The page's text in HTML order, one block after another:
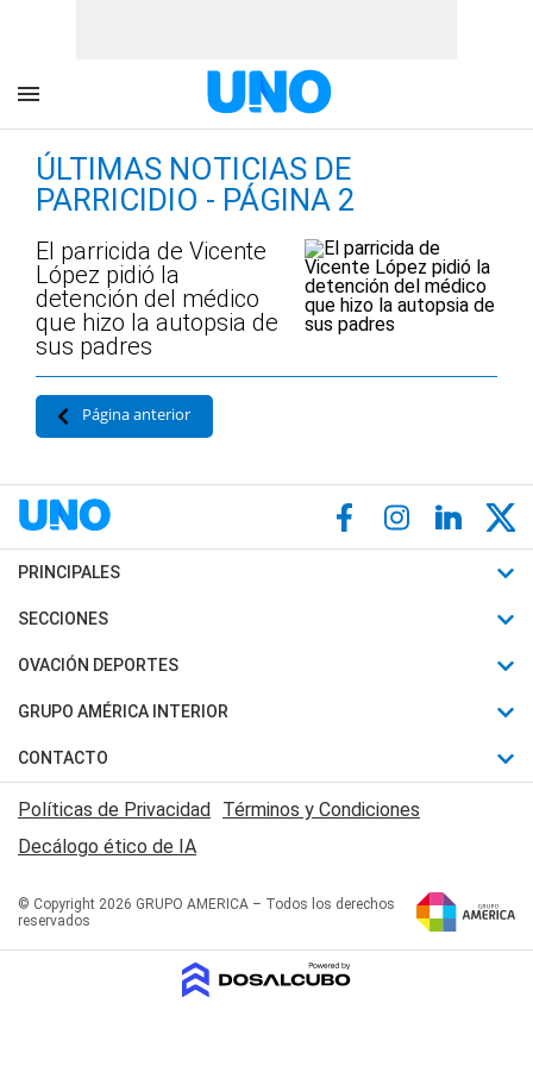
ÚLTIMAS NOTICIAS DE
PARRICIDIO - PÁGINA 2
El parricida de Vicente
López pidió la
detención del médico
que hizo la autopsia de
sus padres
Página anterior
PRINCIPALES
Últimas Noticias
Política
Judiciales
Economia
SECCIONES
Horóscopo
Motores
Trucos caseros
Series y Películas
Edictos y Solicitadas
OVACIÓN DEPORTES
Fútbol
Mundial
Automovilismo
Rugby
Básquet
GRUPO AMÉRICA INTERIOR
Canal 7 en Vivo
San Juan 8
CONTACTO
Acerca de Nosotros
Contactanos
Políticas de Privacidad Términos y Condiciones
Decálogo ético de IA
© Copyright 2026 GRUPO AMERICA – Todos los derechos
reservados